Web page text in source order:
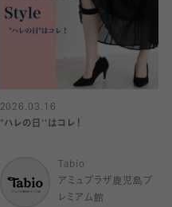
2026.03.16
"ハレの日''はコレ！
Tabio
アミュプラザ鹿児島プ
レミアム館